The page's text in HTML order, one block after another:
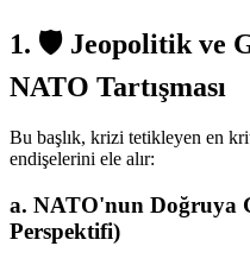
1. 🛡️ Jeopolitik ve
NATO Tartışması
Bu başlık, krizi tetikleyen en
endişelerini ele alır:
a. NATO'nun Doğruya
Perspektifi)